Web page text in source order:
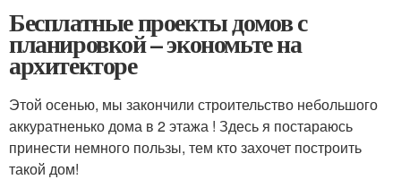
Бесплатные проекты домов с
планировкой – экономьте на
архитекторе
Этой осенью, мы закончили строительство небольшого
аккуратненько дома в 2 этажа ! Здесь я постараюсь
принести немного пользы, тем кто захочет построить
такой дом!